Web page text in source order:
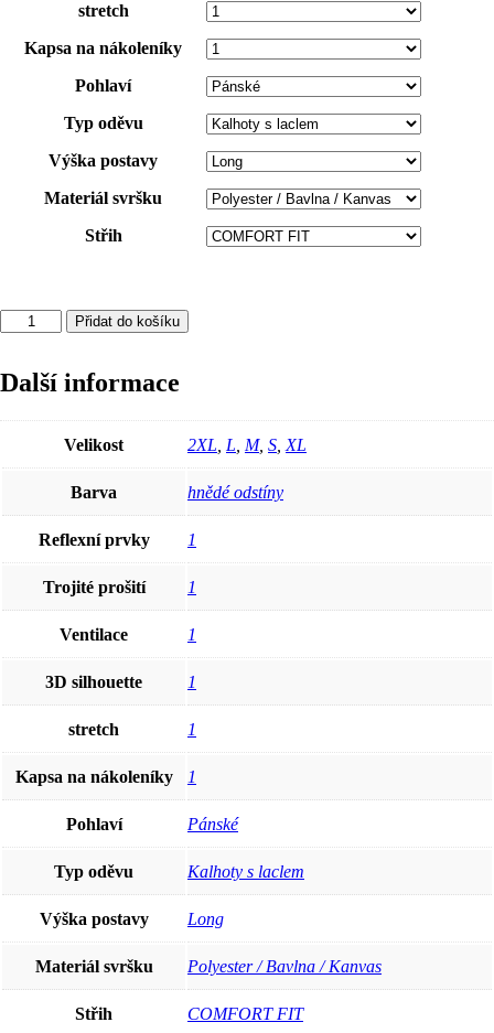
stretch
Kapsa na nákoleníky
Pohlaví
Typ oděvu
Výška postavy
Materiál svršku
Střih
Kalhoty
s
ARDON®URBAN+
hnědá
Přidat do košíku
Další informace
Velikost 2XL L M, S XL
Barva hnědé odstíny
Reflexní prvky 1
Trojité prošití 1
Ventilace 1
3D silhouette 1
stretch 1
Kapsa na nákoleníky 1
Pohlaví Pánské
Typ oděvu Kalhoty s laclem
Výška postavy Long
Materiál svršku Polyester / Bavlna / Kanvas
Střih COMFORT FIT